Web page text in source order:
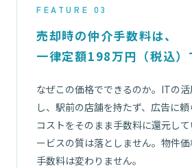
FEATURE 03
売却時の仲介手数料は、
一律定額198万円（税込）
なぜこの価格でできるのか。ITの
し、駅前の店舗を持たず、広告に
コストをそのまま手数料に還元し
ービスの質は落としません。物件価
手数料は変わりません。